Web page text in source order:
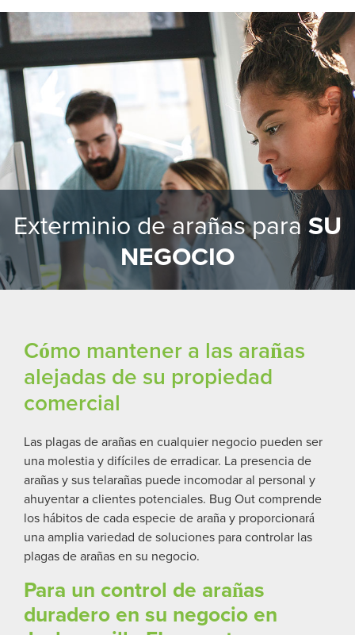
Exterminio de arañas paraSU
NEGOCIO
Cómo mantener a las arañas
alejadas de su propiedad
comercial
Las plagas de arañas en cualquier negocio pueden ser
una molestia y difíciles de erradicar. La presencia de
arañas y sus telarañas puede incomodar al personal y
ahuyentar a clientes potenciales. Bug Out comprende
los hábitos de cada especie de araña y proporcionará
una amplia variedad de soluciones para controlar las
plagas de arañas en su negocio.
Para un control de arañas
duradero en su negocio en